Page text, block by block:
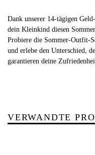
Dank unserer 14-tägigen
dein Kleinkind diesen
Probiere die Sommer-Outfit-
und erlebe den Unterschied,
garantieren deine
VERWANDTE